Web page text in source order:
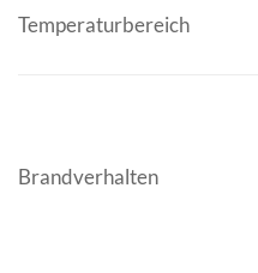
Temperaturbereich
Brandverhalten